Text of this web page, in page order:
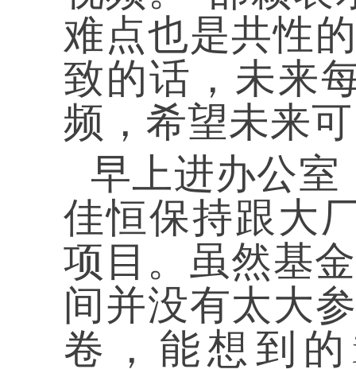
难点也是共性
致的话，未来
频，希望未来
早上进办公室
佳恒保持跟大
项目。虽然基
间并没有太大
卷，能想到